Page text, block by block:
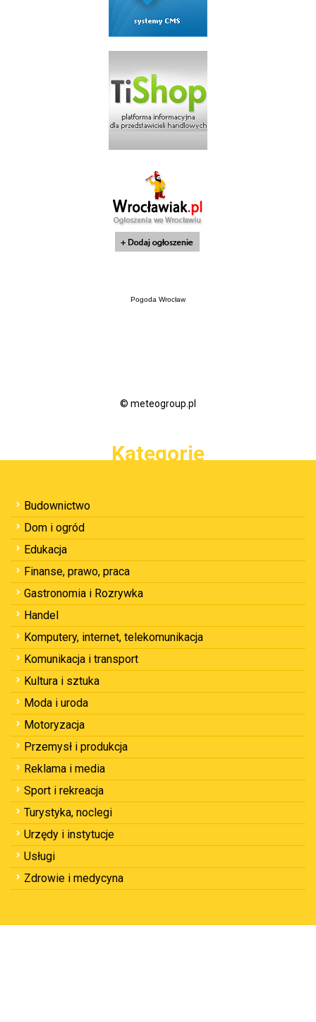
Pogoda Wrocław
© meteogroup.pl
Kategorie
Budownictwo
Dom i ogród
Edukacja
Finanse, prawo, praca
Gastronomia i Rozrywka
Handel
Komputery, internet, telekomunikacja
Komunikacja i transport
Kultura i sztuka
Moda i uroda
Motoryzacja
Przemysł i produkcja
Reklama i media
Sport i rekreacja
Turystyka, noclegi
Urzędy i instytucje
Usługi
Zdrowie i medycyna